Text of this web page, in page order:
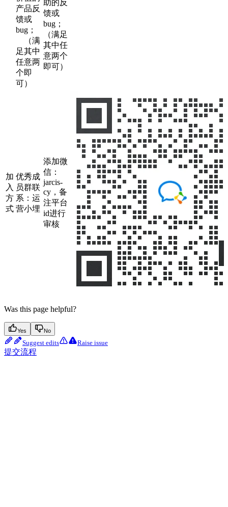
产品反
馈或
bug；
（满
足其中
任意两
个即
可）
助的反
馈或
bug；
（满足
其中任
意两个
即可）
加
入
方
式
优秀成
员群联
系：运
营小埋
添加微
信：
jarcis-
cy，备
注平台
id进行
审核
Was this page helpful?
Yes No
Suggest edits Raise issue
提交流程